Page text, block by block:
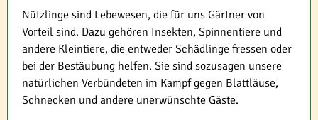
Nützlinge sind Lebewesen, die für uns Gärtner von
Vorteil sind. Dazu gehören Insekten, Spinnentiere und
andere Kleintiere, die entweder Schädlinge fressen oder
bei der Bestäubung helfen. Sie sind sozusagen unsere
natürlichen Verbündeten im Kampf gegen Blattläuse,
Schnecken und andere unerwünschte Gäste.